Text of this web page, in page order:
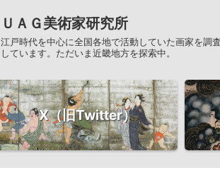
ＵＡＧ美術家研究所
江戸時代を中心に全国各地で活動していた画家を調
しています。ただいま近畿地方を探索中。
X（旧Twitter）